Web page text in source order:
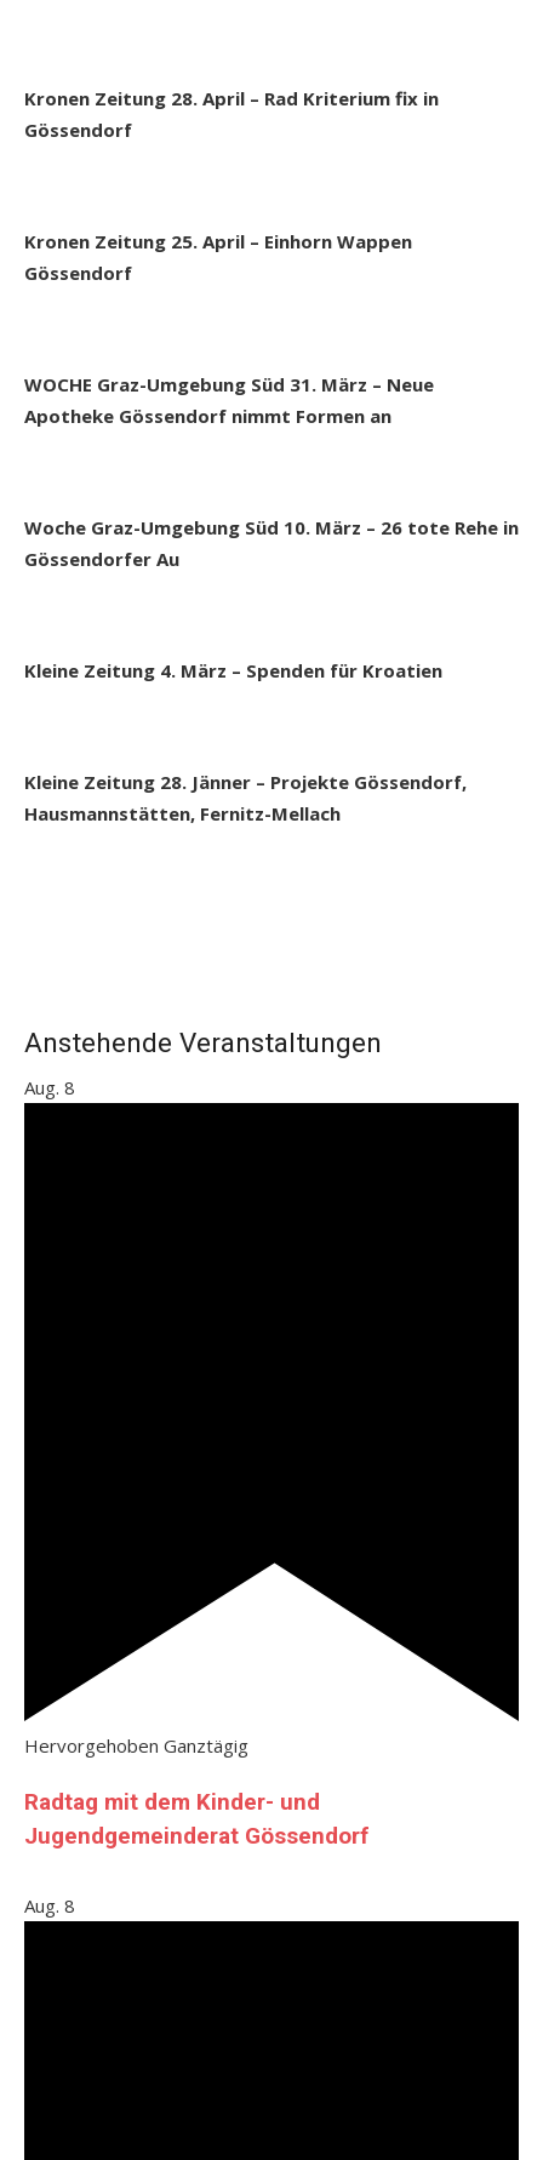
Kronen Zeitung 28. April – Rad Kriterium fix in
Gössendorf
Kronen Zeitung 25. April – Einhorn Wappen
Gössendorf
WOCHE Graz-Umgebung Süd 31. März – Neue
Apotheke Gössendorf nimmt Formen an
Woche Graz-Umgebung Süd 10. März – 26 tote Rehe in
Gössendorfer Au
Kleine Zeitung 4. März – Spenden für Kroatien
Kleine Zeitung 28. Jänner – Projekte Gössendorf,
Hausmannstätten, Fernitz-Mellach
Anstehende Veranstaltungen
Aug. 8
Hervorgehoben Ganztägig
Radtag mit dem Kinder- und
Jugendgemeinderat Gössendorf
Aug. 8